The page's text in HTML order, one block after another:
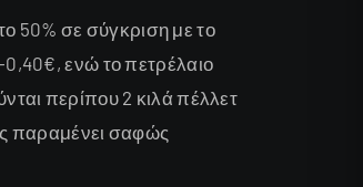
50% σε σύγκριση με το
0,40€, ενώ το πετρέλαιο
περίπου 2 κιλά πέλλετ
παραμένει σαφώς